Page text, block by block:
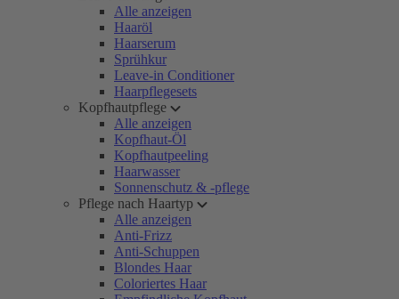
Alle anzeigen
Haaröl
Haarserum
Sprühkur
Leave-in Conditioner
Haarpflegesets
Kopfhautpflege
Alle anzeigen
Kopfhaut-Öl
Kopfhautpeeling
Haarwasser
Sonnenschutz & -pflege
Pflege nach Haartyp
Alle anzeigen
Anti-Frizz
Anti-Schuppen
Blondes Haar
Coloriertes Haar